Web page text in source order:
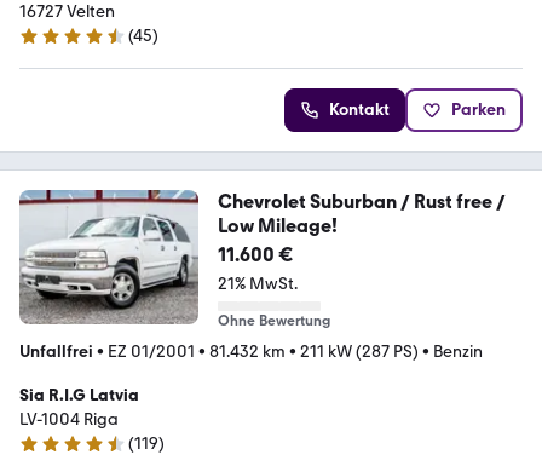
16727 Velten
4.5 Sterne
(45)
Kontakt Parken
Chevrolet Suburban / Rust free /
Low Mileage!
11.600 €
21% MwSt.
Ohne Bewertung
Unfallfrei • EZ 01/2001 • 81.432 km • 211 kW (287 PS) • Benzin
Sia R.I.G Latvia
LV-1004 Riga
4.5 Sterne
(119)